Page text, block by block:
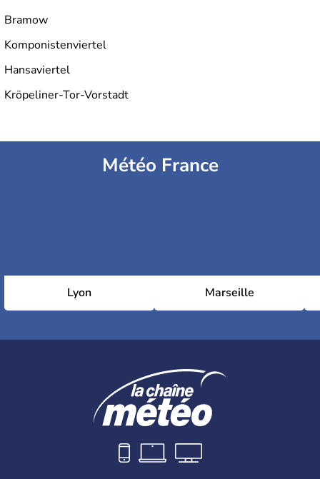
Bramow
Komponistenviertel
Hansaviertel
Kröpeliner-Tor-Vorstadt
Météo France
Lyon Marseille